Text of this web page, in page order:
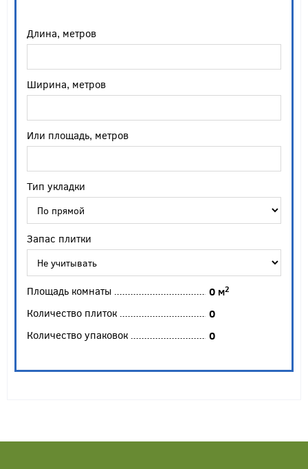
Длина, метров
Ширина, метров
Или площадь, метров
Тип укладки
Запас плитки
Площадь комнаты 0 м2
Количество плиток
0
Количество упаковок
0